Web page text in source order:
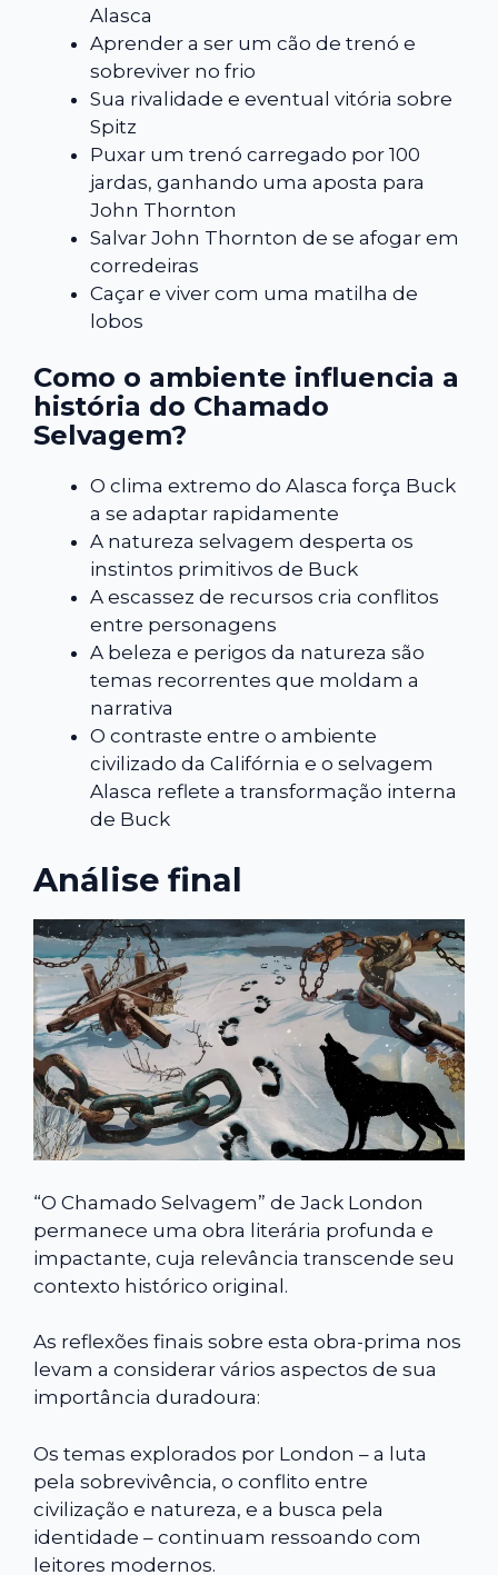
Alasca
Aprender a ser um cão de trenó e
sobreviver no frio
Sua rivalidade e eventual vitória sobre
Spitz
Puxar um trenó carregado por 100
jardas, ganhando uma aposta para
John Thornton
Salvar John Thornton de se afogar em
corredeiras
Caçar e viver com uma matilha de
lobos
Como o ambiente influencia a
história do Chamado
Selvagem?
O clima extremo do Alasca força Buck
a se adaptar rapidamente
A natureza selvagem desperta os
instintos primitivos de Buck
A escassez de recursos cria conflitos
entre personagens
A beleza e perigos da natureza são
temas recorrentes que moldam a
narrativa
O contraste entre o ambiente
civilizado da Califórnia e o selvagem
Alasca reflete a transformação interna
de Buck
Análise final
“O Chamado Selvagem” de Jack London
permanece uma obra literária profunda e
impactante, cuja relevância transcende seu
contexto histórico original.
As reflexões finais sobre esta obra-prima nos
levam a considerar vários aspectos de sua
importância duradoura:
Os temas explorados por London – a luta
pela sobrevivência, o conflito entre
civilização e natureza, e a busca pela
identidade – continuam ressoando com
leitores modernos.